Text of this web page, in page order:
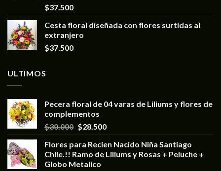
$37.500
Cesta floral diseñada con flores surtidas al
extranjero
$37.500
ULTIMOS
Pecera floral de 04 varas de Liliums y flores de
complementos
$30.000 $28.500
Flores para Recien Nacido Niña Santiago
Chile.!! Ramo de Liliums y Rosas + Peluche +
Globo Metalico